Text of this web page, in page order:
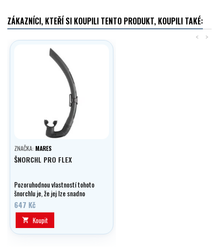
ZÁKAZNÍCI, KTEŘÍ SI KOUPILI TENTO PRODUKT, KOUPILI TAKÉ:
>
<
ZNAČKA: MARES
ŠNORCHL PRO FLEX
Pozoruhodnou vlastností tohoto
šnorchlu je, že jej lze snadno
složit. Pro Flex je vyroben ze dvou
různě měkkých materiálů, jejichž
vlastnosti se perfektně doplňují.
647 Kč
 Koupit